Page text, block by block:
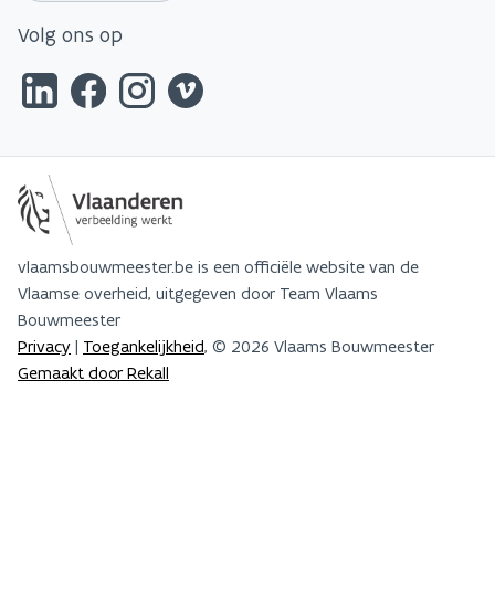
Volg ons op
vlaamsbouwmeester.be is een officiële website van de
Vlaamse overheid, uitgegeven door Team Vlaams
Bouwmeester
Privacy | Toegankelijkheid, © 2026 Vlaams Bouwmeester
Gemaakt door Rekall